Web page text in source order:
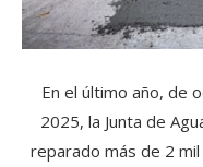
En el último año, de
2025, la Junta de
reparado más de 2